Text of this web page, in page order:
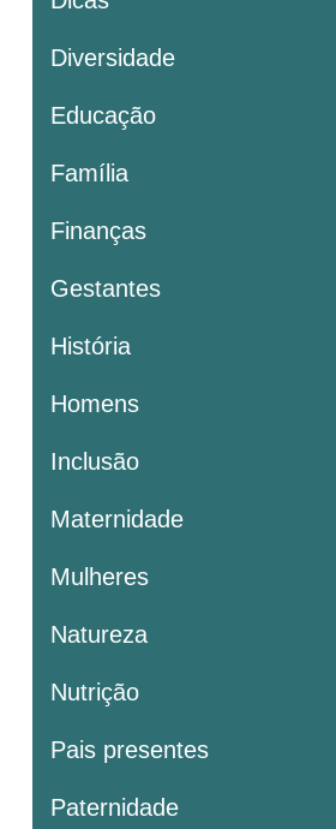
Diversidade
Educação
Família
Finanças
Gestantes
História
Homens
Inclusão
Maternidade
Mulheres
Natureza
Nutrição
Pais presentes
Paternidade